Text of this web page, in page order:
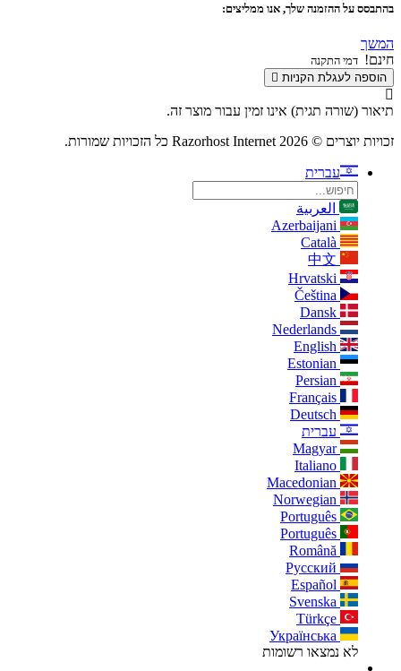
בהתבסס על ההזמנה שלך, אנו ממליצים:
המשך
חינם! דמי התקנה
הוספה לעגלת הקניות
תיאור (שורה תגית) אינו זמין עבור מוצר זה.
זכויות יוצרים © 2026 Razorhost Internet כל הזכויות שמורות.
עברית
العربية
Azerbaijani
Català
中文
Hrvatski
Čeština
Dansk
Nederlands
English
Estonian
Persian
Français
Deutsch
עברית
Magyar
Italiano
Macedonian
Norwegian
Português
Português
Română
Русский
Español
Svenska
Türkçe
Українська
לא נמצאו רשומות